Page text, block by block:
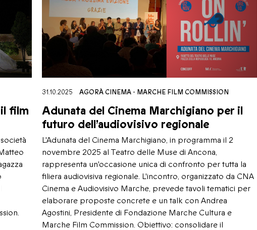
film
31.10.2025 AGORÀ CINEMA- MARCHE FILM COMMISSION
Adunata del Cinema Marchigiano per il
futuro dell’audiovisivo regionale
L'Adunata del Cinema Marchigiano, in programma il 2
novembre 2025 al Teatro delle Muse di Ancona,
rappresenta un'occasione unica di confronto per tutta la
filiera audiovisiva regionale. L'incontro, organizzato da CNA
Cinema e Audiovisivo Marche, prevede tavoli tematici per
elaborare proposte concrete e un talk con Andrea
Agostini, Presidente di Fondazione Marche Cultura e
Marche Film Commission. Obiettivo: consolidare il